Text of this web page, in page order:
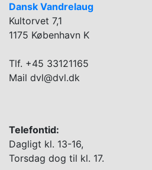
Dansk Vandrelaug
Kultorvet 7,1
1175 København K
Tlf. +45 33121165
Mail dvl@dvl.dk
Telefontid:
Dagligt kl. 13-16,
Torsdag dog til kl. 17.